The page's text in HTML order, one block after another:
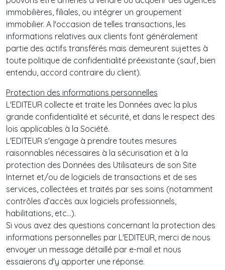
immobilières, filiales, ou intégrer un groupement
immobilier. A l'occasion de telles transactions, les
informations relatives aux clients font généralement
partie des actifs transférés mais demeurent sujettes à
toute politique de confidentialité préexistante (sauf, bien
entendu, accord contraire du client).
Protection des informations personnelles
L'EDITEUR collecte et traite les Données avec la plus
grande confidentialité et sécurité, et dans le respect des
lois applicables à la Société.
L'EDITEUR s'engage à prendre toutes mesures
raisonnables nécessaires à la sécurisation et à la
protection des Données des Utilisateurs de son Site
Internet et/ou de logiciels de transactions et de ses
services, collectées et traités par ses soins (notamment
contrôles d’accès aux logiciels professionnels,
habilitations, etc…).
Si vous avez des questions concernant la protection des
informations personnelles par L'EDITEUR, merci de nous
envoyer un message détaillé par e-mail et nous
essaierons d'y apporter une réponse.